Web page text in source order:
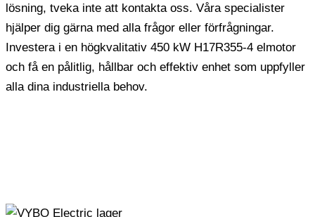
lösning, tveka inte att kontakta oss. Våra specialister
hjälper dig gärna med alla frågor eller förfrågningar.
Investera i en högkvalitativ 450 kW H17R355-4 elmotor
och få en pålitlig, hållbar och effektiv enhet som uppfyller
alla dina industriella behov.